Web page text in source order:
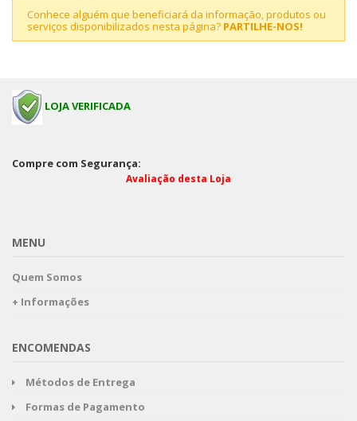
Conhece alguém que beneficiará da informação, produtos ou
serviços disponibilizados nesta página? PARTILHE-NOS!
LOJA VERIFICADA
Compre com Segurança:
Avaliação desta Loja
MENU
Quem Somos
+ Informações
ENCOMENDAS
Métodos de Entrega
Formas de Pagamento